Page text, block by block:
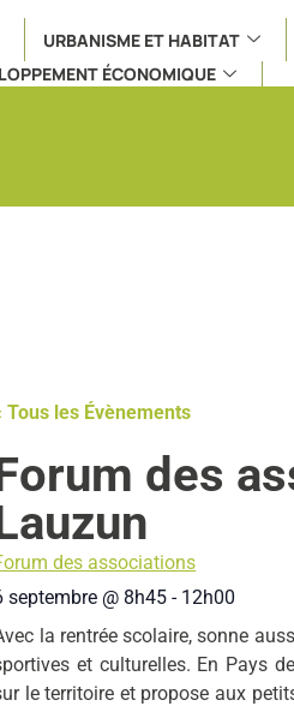
URBANISME ET HABITAT
ÉCONOMIQUE
Tous les Évènements
des
des associations
septembre @ 8h45 - 12h00
la rentrée scolaire, sonne
et culturelles. En Pays
le territoire et propose aux